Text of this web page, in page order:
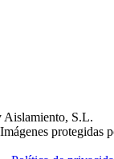
S.L.
protegidas